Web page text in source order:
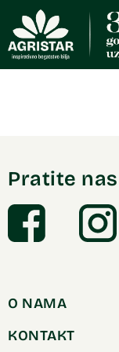
Pratite nas
O NAMA
KONTAKT